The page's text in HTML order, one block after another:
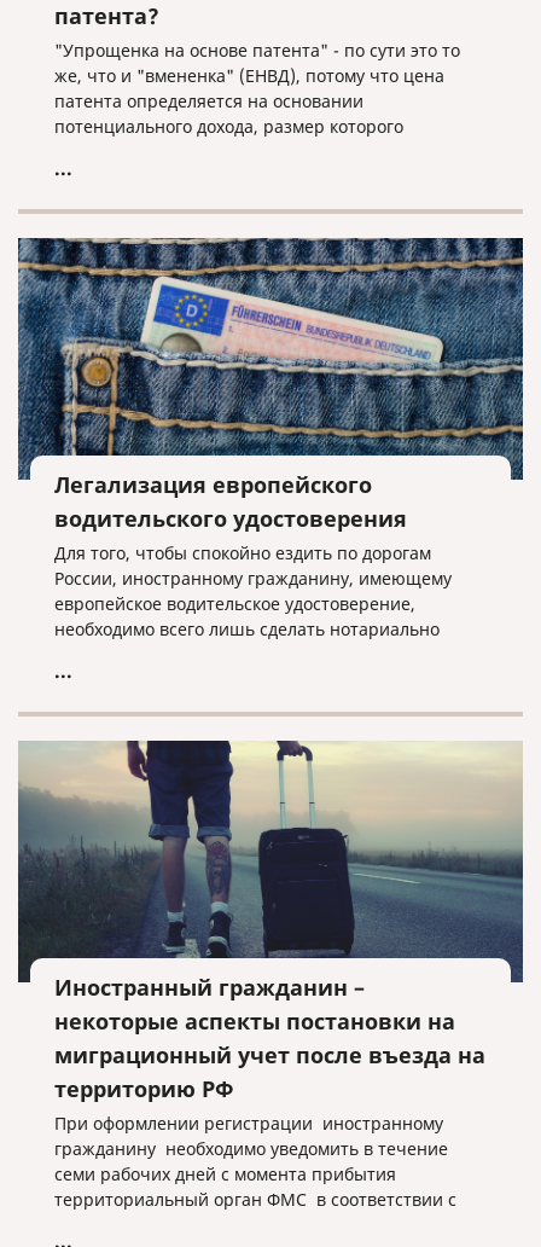
патента?
"Упрощенка на основе патента" - по сути это то
же, что и "вмененка" (ЕНВД), потому что цена
патента определяется на основании
потенциального дохода, размер которого
ЕНВД, всё решает местная власть.
...
Легализация европейского
водительского удостоверения
Для того, чтобы спокойно ездить по дорогам
России, иностранному гражданину, имеющему
европейское водительское удостоверение,
необходимо всего лишь сделать нотариально
удостоверения.
...
Иностранный гражданин –
некоторые аспекты постановки на
миграционный учет после въезда на
территорию РФ
При оформлении регистрации иностранному
гражданину необходимо уведомить в течение
семи рабочих дней с момента прибытия
территориальный орган ФМС в соответствии с
...